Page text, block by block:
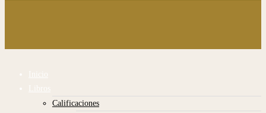
Inicio
Libros
Calificaciones